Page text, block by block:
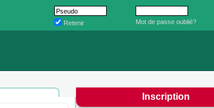
Retenir Mot de passe oublié?
Inscription